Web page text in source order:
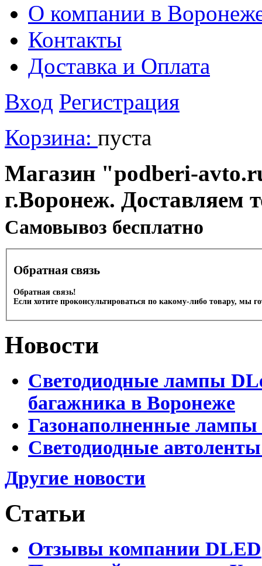
О компании в
Контакты
Доставка и Оплата
Вход Регистрация
Корзина: пуста
Магазин "podberi-
г.Воронеж. Доставляем
Cамовывоз бесплатно
Обратная связь
Обратная связь!
Если хотите проконсультироваться по какому-либо товару, мы
Новости
Светодиодные лампы
багажника в Воронеже
Газонаполненные
Светодиодные
Другие новости
Статьи
Отзывы компании DLED